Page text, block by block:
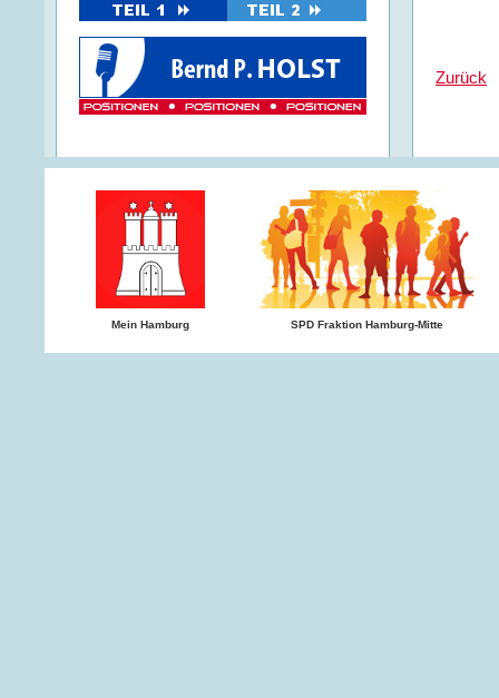
Zurück
Mein Hamburg SPD Fraktion Hamburg-Mitte